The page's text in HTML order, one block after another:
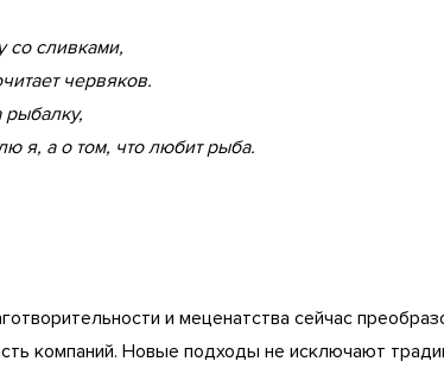
сливками,
червяков.
рыбалку,
я, а о том, что любит рыба.
и меценатства сейчас
компаний. Новые подходы не исключают